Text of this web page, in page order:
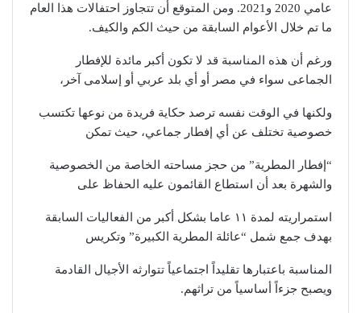
عامي 2020 و2021. ومن المتوقع أن تتجاوز احتفالات هذا العام
ما تم خلال الأعوام السابقة من حيث الكم والكيف.
ورغم أن هذه المناسبة قد لا تكون أكبر مائدة للإفطار
الجماعى سواء في مصر أو أي بلد عربي أو إسلامى آخر،
ولكنها في الوقت نفسه ترصد حكاية فريدة من نوعها تكتسب
خصوصية تختلف عن أي إفطار جماعي، حيث تمكن
“إفطار المطرية” من حجز مساحته الخاصة من الخصوصية
والشهرة بعد أن استطاع القائمون عليه الحفاظ على
استمراريته لمدة ١١ عاما بشكل أكبر من الفعاليات السابقة
بهدف جمع شمل “عائلة المطرية الكبيرة” وتكريس
المناسبة باعتبارها تقليداً اجتماعياً تتوارثه الأجيال القادمة
ويصبح جزءاً أساسياً من تراثهم.